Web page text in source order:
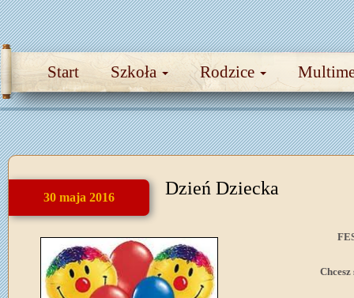
Start Szkoła Rodzice
30 maja 2016 Dzień Dziecka